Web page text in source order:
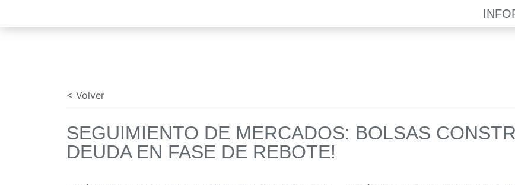
< Volver
SEGUIMIENTO DE MERCADOS: BOLSAS
DEUDA EN FASE DE REBOTE!